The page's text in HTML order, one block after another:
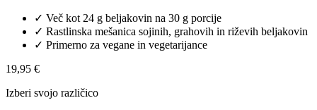
✓ Več kot 24 g beljakovin na 30 g porcije
✓ Rastlinska mešanica sojinih, grahovih in riževih beljakovin
✓ Primerno za vegane in vegetarijance
19,95 €
Izberi svojo različico